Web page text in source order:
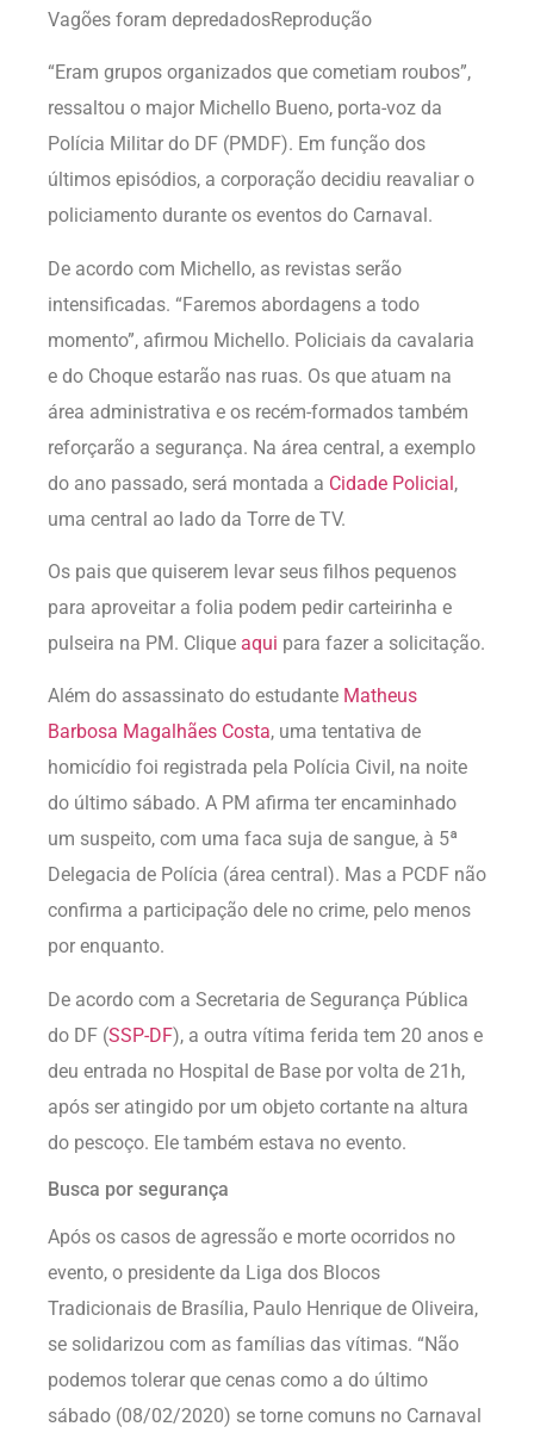
Vagões foram depredadosReprodução
“Eram grupos organizados que cometiam roubos”,
ressaltou o major Michello Bueno, porta-voz da
Polícia Militar do DF (PMDF). Em função dos
últimos episódios, a corporação decidiu reavaliar o
policiamento durante os eventos do Carnaval.
De acordo com Michello, as revistas serão
intensificadas. “Faremos abordagens a todo
momento”, afirmou Michello. Policiais da cavalaria
e do Choque estarão nas ruas. Os que atuam na
área administrativa e os recém-formados também
reforçarão a segurança. Na área central, a exemplo
do ano passado, será montada a Cidade Policial,
uma central ao lado da Torre de TV.
Os pais que quiserem levar seus filhos pequenos
para aproveitar a folia podem pedir carteirinha e
pulseira na PM. Clique aqui para fazer a solicitação.
Além do assassinato do estudante Matheus
Barbosa Magalhães Costa, uma tentativa de
homicídio foi registrada pela Polícia Civil, na noite
do último sábado. A PM afirma ter encaminhado
um suspeito, com uma faca suja de sangue, à 5ª
Delegacia de Polícia (área central). Mas a PCDF não
confirma a participação dele no crime, pelo menos
por enquanto.
De acordo com a Secretaria de Segurança Pública
do DF (SSP-DF), a outra vítima ferida tem 20 anos e
deu entrada no Hospital de Base por volta de 21h,
após ser atingido por um objeto cortante na altura
do pescoço. Ele também estava no evento.
Busca por segurança
Após os casos de agressão e morte ocorridos no
evento, o presidente da Liga dos Blocos
Tradicionais de Brasília, Paulo Henrique de Oliveira,
se solidarizou com as famílias das vítimas. “Não
podemos tolerar que cenas como a do último
sábado (08/02/2020) se torne comuns no Carnaval